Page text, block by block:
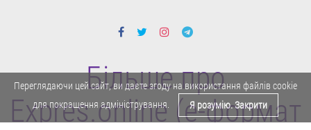
Більше про
Expres.online (e-формат
Переглядаючи цей сайт, ви даєте згоду на використання файлів cookie
для покращення адміністрування.
Я розумію. Закрити